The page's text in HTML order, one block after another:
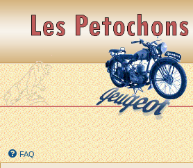
FAQ